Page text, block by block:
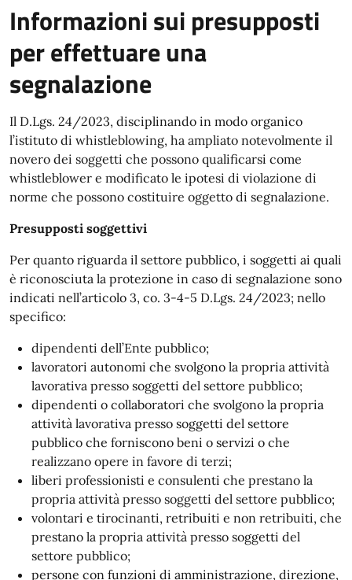
Informazioni sui presupposti
per effettuare una
segnalazione
Il D.Lgs. 24/2023, disciplinando in modo organico
l’istituto di whistleblowing, ha ampliato notevolmente il
novero dei soggetti che possono qualificarsi come
whistleblower e modificato le ipotesi di violazione di
norme che possono costituire oggetto di segnalazione.
Presupposti soggettivi
Per quanto riguarda il settore pubblico, i soggetti ai quali
è riconosciuta la protezione in caso di segnalazione sono
indicati nell’articolo 3, co. 3-4-5 D.Lgs. 24/2023; nello
specifico:
dipendenti dell’Ente pubblico;
lavoratori autonomi che svolgono la propria attività
lavorativa presso soggetti del settore pubblico;
dipendenti o collaboratori che svolgono la propria
attività lavorativa presso soggetti del settore
pubblico che forniscono beni o servizi o che
realizzano opere in favore di terzi;
liberi professionisti e consulenti che prestano la
propria attività presso soggetti del settore pubblico;
volontari e tirocinanti, retribuiti e non retribuiti, che
prestano la propria attività presso soggetti del
settore pubblico;
persone con funzioni di amministrazione, direzione,